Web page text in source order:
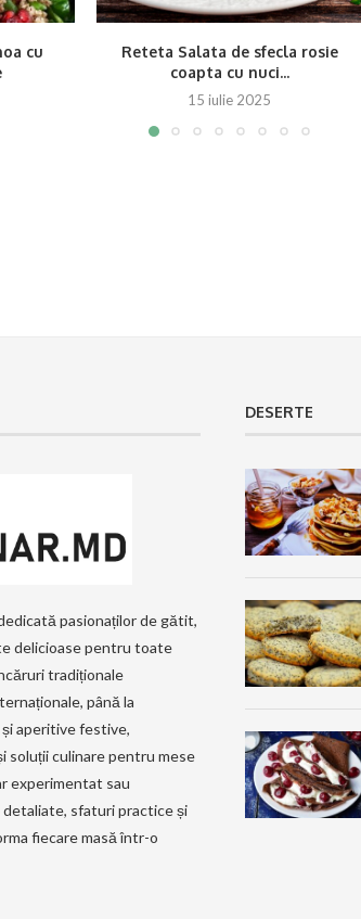
cu
Reteta Salata de sfecla rosie
coapta cu nuci...
15 iulie 2025
pasionaților de gătit,
delicioase pentru toate
tradiționale
până la
aperitive festive,
soluții culinare pentru mese
experimentat sau
sfaturi practice și
fiecare masă într-o
DESERTE